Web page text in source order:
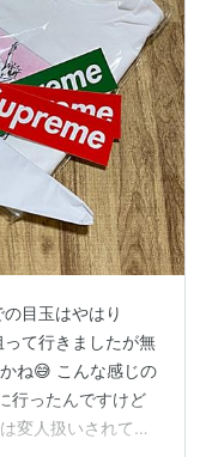
目玉はやはり
て行きましたが無
ね😅 こんな感じの
行ったんですけど
変人扱いされてた